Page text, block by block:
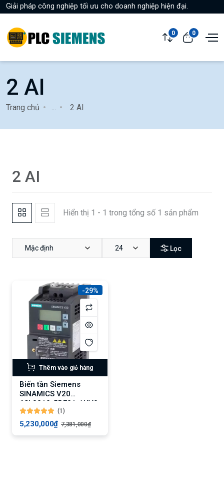
Giải pháp công nghiệp tối ưu cho doanh nghiệp hiện đại.
0 0
2 AI
Trang chủ 2 AI
2 AI
Hiển thị 1 - 1 trong tổng số 1 sản phẩm
Mặc định 24 Lọc
-29%
Thêm vào giỏ hàng
Biến tần Siemens
SINAMICS V20
6SL3210-5BE21-1UV0:
Động cơ 1.1 kW, 150%
quá tải
(1)
5,230,000₫ 7,381,000₫